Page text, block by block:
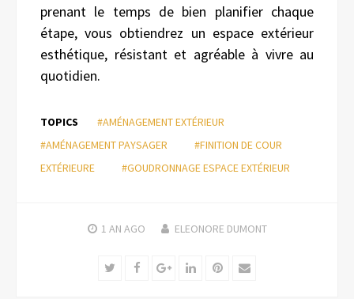
prenant le temps de bien planifier chaque
étape, vous obtiendrez un espace extérieur
esthétique, résistant et agréable à vivre au
quotidien.
TOPICS
#AMÉNAGEMENT EXTÉRIEUR
#AMÉNAGEMENT PAYSAGER
#FINITION DE COUR
EXTÉRIEURE
#GOUDRONNAGE ESPACE EXTÉRIEUR
1 AN AGO ELEONORE DUMONT
TwitterFacebookGoogle+LinkedInPinterest
Email